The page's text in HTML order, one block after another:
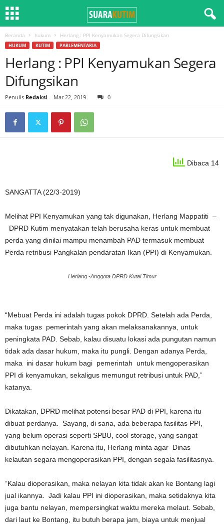
Beranda hukum Herlang : PPI Kenyamukan Segera Difungsikan
HUKUM KUTIM PARLEMENTARIA
Herlang : PPI Kenyamukan Segera
Difungsikan
Penulis Redaksi - Mar 22, 2019 0
Dibaca 14
SANGATTA (22/3-2019)
Melihat PPI Kenyamukan yang tak digunakan, Herlang Mappatiti –
DPRD Kutim menyatakan telah berusaha keras untuk membuat
perda yang dinilai mampu menambah PAD termasuk membuat
Perda retribusi Pangkalan pendaratan Ikan (PPI) di Kenyamukan.
Herlang -Anggota DPRD Kutai Timur
“Mebuat Perda ini adalah tugas pokok DPRD. Setelah ada Perda,
maka tugas pemerintah yang akan melaksanakannya, untuk
peningkata PAD. Sebab, kalau disuatu lokasi ada pungutan namun
tidak ada dasar hukum, maka itu pungli. Dengan adanya Perda,
maka ini dasar hukum bagi pemerintah untuk mengoperasikan
PPI di kenyamukan, sekaligus memungut retribusi untuk PAD,”
katanya.
Dikatakan, DPRD melihat potensi besar PAD di PPI, karena itu
dibuat perdanya. Sayang, di sana, ada beberapa fasilitas PPI,
yang belum operasi seperti SPBU, cool storage, yang sangat
dibutuhkan nelayan. Karena itu, Herlang minta agar Dinas
kelautan segara mengoperasikan PPI, dengan segala fasilitasnya.
“Kalau dioperasikan, maka nelayan kita tidak akan ke Bontang lagi
jual ikannya. Jadi kalau PPI ini dioperasikan, maka setidaknya kita
juga bantu nelayan, mempersingkat waktu mereka melaut. Sebab,
dari laut ke Bontang, itu butuh berapa jam, biaya untuk menjual